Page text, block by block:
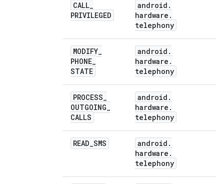
CALL_
PRIVILEGED
android .
hardware .
telephony
MODIFY_
PHONE_
STATE
android .
hardware .
telephony
PROCESS_
OUTGOING_
CALLS
android .
hardware .
telephony
READ_SMS android .
hardware .
telephony